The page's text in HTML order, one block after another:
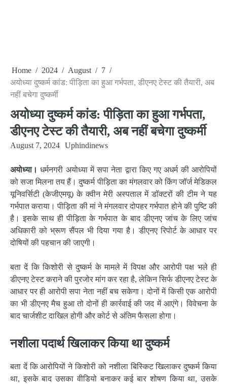
Home 2024 August
7
अयोध्या दुष्कर्म कांड: पीड़िता का हुआ गर्भपता, डीएनए टेस्ट की तैयारी, अब
नहीं बचेगा दुष्कर्मी
अयोध्या दुष्कर्म कांड: पीड़िता का हुआ गर्भपता,
डीएनए टेस्ट की तैयारी, अब नहीं बचेगा दुष्कर्मी
August 7, 2024 Uphindinews
अयोध्या। धर्मनगरी अयोध्या में सपा नेता द्वारा किए गए अधर्म की आरोपियों
को सजा मिलना तय हैं। दुष्कर्म पीड़िता का मंगलवार को किंग जॉर्ज मेडिकल
यूनिवर्सिटी (केजीएमयू) के क्वीन मेरी अस्पताल में डॉक्टरों की टीम ने यह
गर्भपात कराया। पीड़िता की मां ने मंगलवार दोपहर गर्भपात होने की पुष्टि की
है। इसके साथ ही पीड़िता के गर्भपात के बाद डीएनए जांच के लिए जांच
अधिकारी को भ्रूण सैंपल भी दिया गया है। डीएनए रिपोर्ट के आधार पर
दोषियों की पहचान की जाएगी।
बता दें कि किशोरी से दुष्कर्म के मामले में विपक्ष और आरोपी पक्ष भले ही
डीएनए टेस्ट कराने की पुरजोर मांग कर रहा है, लेकिन सिर्फ डीएनए टेस्ट के
आधार पर ही आरोपी सपा नेता नहीं बच सकेगा। दोनों में किसी एक आरोपी
का भी डीएनए मैच हुआ तो दोनों ही कार्रवाई की जद में आएंगे। विवेचना के
बाद चार्जशीट दाखिल होगी और कोर्ट से अंतिम फैसला होगा।
नशीला पदार्थ खिलाकर किया था दुष्कर्म
बता दें कि आरोपियों ने किशोरी को नशीला बिस्किट खिलाकर दुष्कर्म किया
था, इसके बाद उसका वीडियो बनाकर कई बार शोषण किया था, उसके